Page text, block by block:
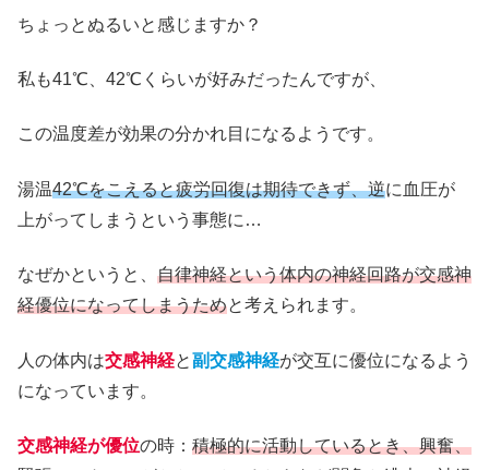
ちょっとぬるいと感じますか？
私も41℃、42℃くらいが好みだったんですが、
この温度差が効果の分かれ目になるようです。
湯温42℃をこえると疲労回復は期待できず、逆に血圧が
上がってしまうという事態に…
なぜかというと、 自律神経という体内の神経回路が交感神
経優位になってしまうためと考えられます。
人の体内は交感神経と副交感神経が交互に優位になるよう
になっています。
交感神経が優位の時： 積極的に活動しているとき、興奮、